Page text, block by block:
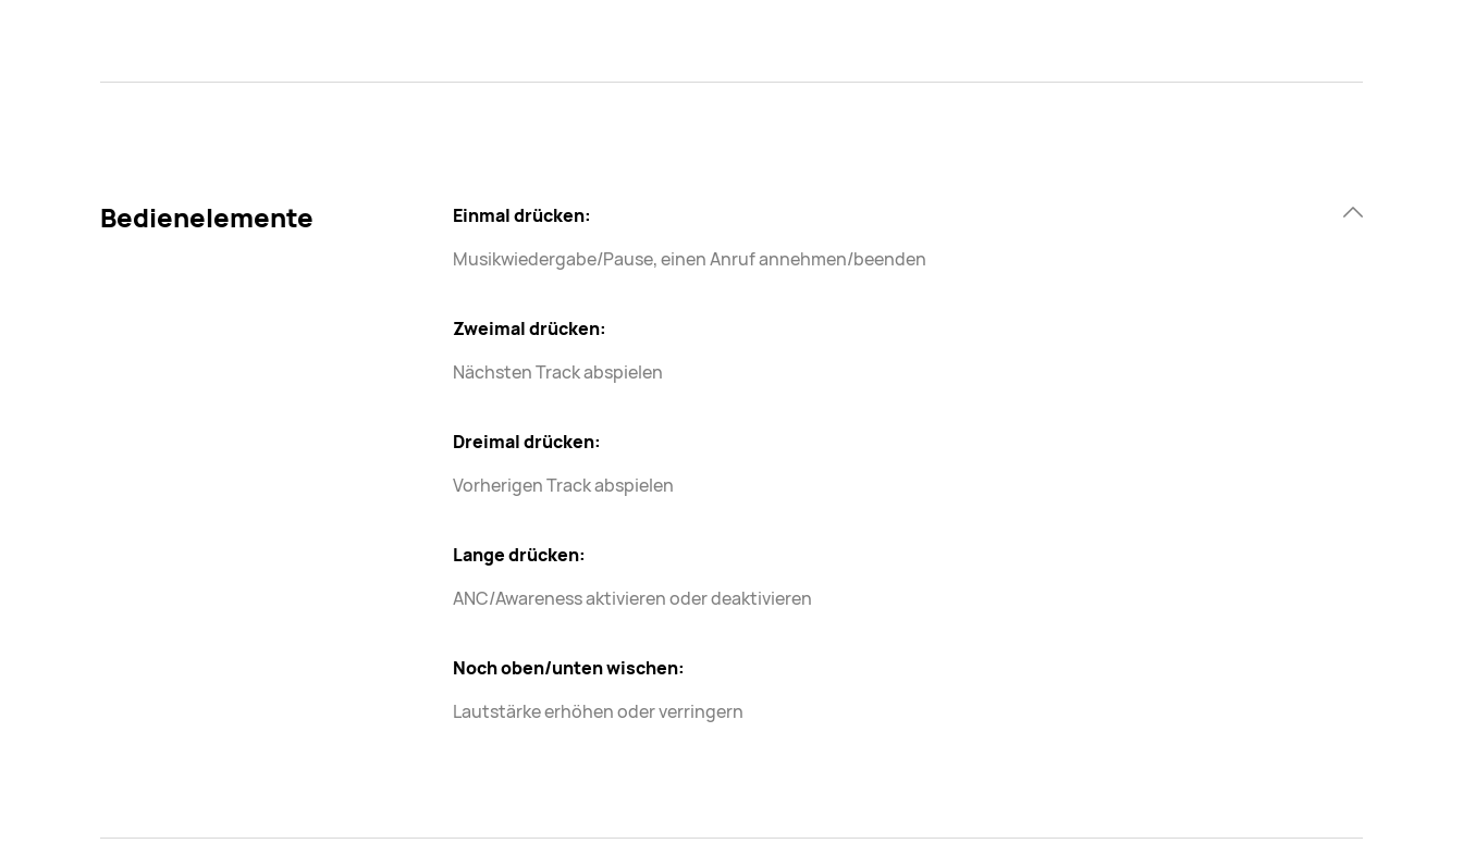
Bedienelemente
Einmal drücken:
Musikwiedergabe/Pause, einen Anruf annehmen/beenden
Zweimal drücken:
Nächsten Track abspielen
Dreimal drücken:
Vorherigen Track abspielen
Lange drücken:
ANC/Awareness aktivieren oder deaktivieren
Noch oben/unten wischen:
Lautstärke erhöhen oder verringern